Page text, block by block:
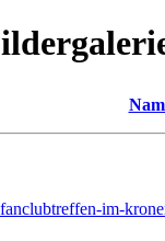
im-